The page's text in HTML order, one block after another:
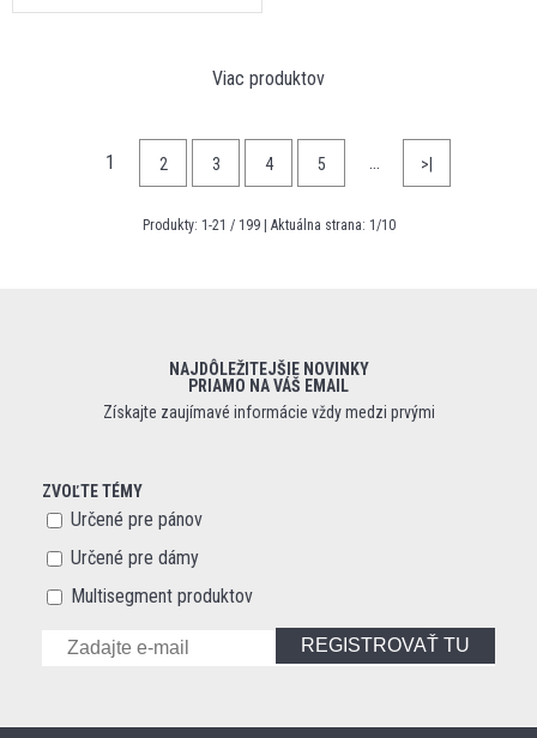
Viac produktov
1 2 3 4 5 … >|
Produkty: 1-21 / 199| Aktuálna strana: 1/10
NAJDÔLEŽITEJŠIE NOVINKY
PRIAMO NA VÁŠ EMAIL
Získajte zaujímavé informácie vždy medzi prvými
ZVOĽTE TÉMY
Určené pre pánov
Určené pre dámy
Multisegment produktov
REGISTROVAŤ TU